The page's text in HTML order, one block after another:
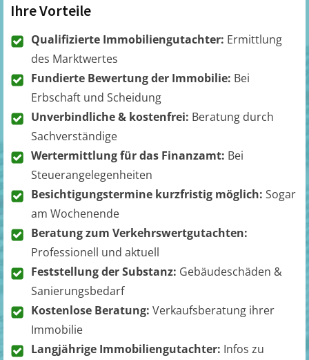
Ihre Vorteile
Qualifizierte Immobiliengutachter: Ermittlung
des Marktwertes
Fundierte Bewertung der Immobilie: Bei
Erbschaft und Scheidung
Unverbindliche & kostenfrei: Beratung durch
Sachverständige
Wertermittlung für das Finanzamt: Bei
Steuerangelegenheiten
Besichtigungstermine kurzfristig möglich: Sogar
am Wochenende
Beratung zum Verkehrswertgutachten:
Professionell und aktuell
Feststellung der Substanz: Gebäudeschäden &
Sanierungsbedarf
Kostenlose Beratung: Verkaufsberatung ihrer
Immobilie
Langjährige Immobiliengutachter: Infos zu